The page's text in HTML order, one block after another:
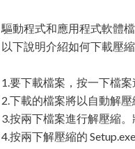
驅動程式和應用程式軟體檔
以下說明介紹如何下載壓
1.要下載檔案，按一下檔
2.下載的檔案將以自動解壓
3.按兩下檔案進行解壓縮
4.按兩下解壓縮的